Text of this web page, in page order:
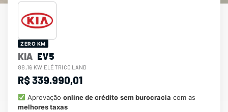
ZERO KM
KIA EV5
88,16 KW ELÉTRICO LAND
R$ 339.990,01
Aprovação online de crédito sem burocracia com as
melhores taxas